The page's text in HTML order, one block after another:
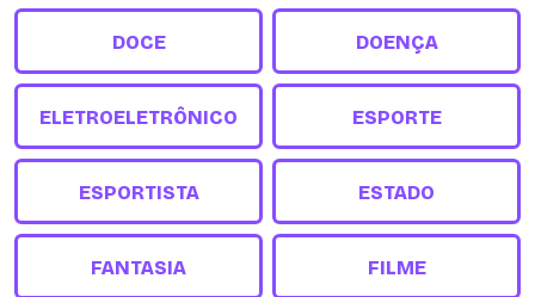
DOCE DOENÇA
ELETROELETRÔNICO ESPORTE
ESPORTISTA ESTADO
FANTASIA FILME